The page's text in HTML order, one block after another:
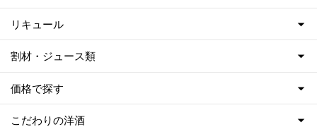
リキュール
割材・ジュース類
価格で探す
こだわりの洋酒